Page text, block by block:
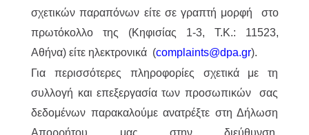
σχετικών παραπόνων είτε σε γραπτή μορφή στο
πρωτόκολλο της (Κηφισίας 1-3, Τ.Κ.: 11523,
Αθήνα) είτε ηλεκτρονικά (complaints@dpa.gr).
Για περισσότερες πληροφορίες σχετικά με τη
συλλογή και επεξεργασία των προσωπικών σας
δεδομένων παρακαλούμε ανατρέξτε στη Δήλωση